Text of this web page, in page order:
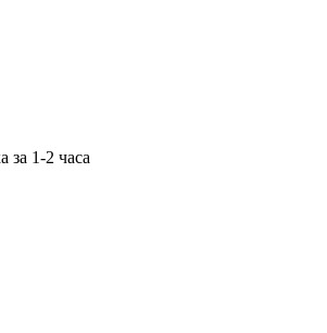
за 1-2 часа